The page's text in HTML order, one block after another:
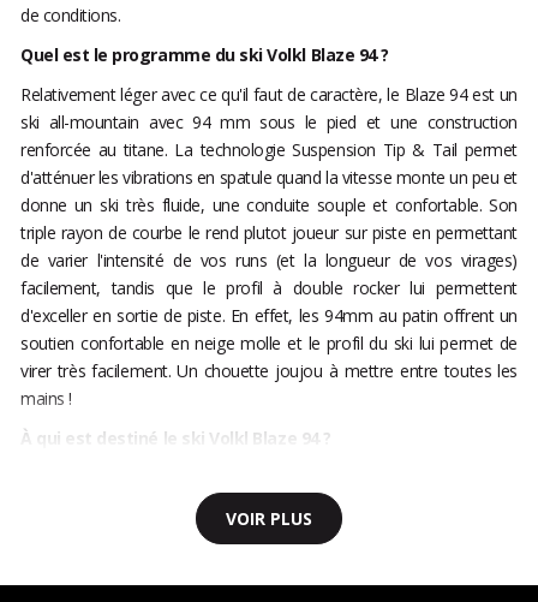
de conditions.
Quel est le programme du ski Volkl Blaze 94 ?
Relativement léger avec ce qu'il faut de caractère, le Blaze 94 est un
ski all-mountain avec 94 mm sous le pied et une construction
renforcée au titane. La technologie Suspension Tip & Tail permet
d'atténuer les vibrations en spatule quand la vitesse monte un peu et
donne un ski très fluide, une conduite souple et confortable. Son
triple rayon de courbe le rend plutot joueur sur piste en permettant
de varier l'intensité de vos runs (et la longueur de vos virages)
facilement, tandis que le profil à double rocker lui permettent
d'exceller en sortie de piste. En effet, les 94mm au patin offrent un
soutien confortable en neige molle et le profil du ski lui permet de
virer très facilement. Un chouette joujou à mettre entre toutes les
mains !
À qui est destiné le ski Volkl Blaze 94 ?
VOIR PLUS